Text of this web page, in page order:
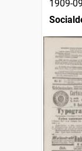
1909-